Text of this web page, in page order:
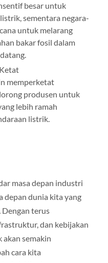
besar untuk
sementara negara-
untuk melarang
bakar fosil dalam
memperketat
produsen untuk
lebih ramah
listrik.
masa depan industri
depan dunia kita yang
terus
dan kebijakan
semakin
cara kita